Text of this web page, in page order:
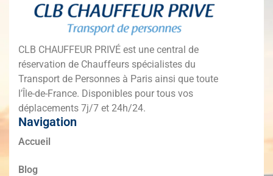
CLB CHAUFFEUR PRIVÉ est une central de
réservation de Chauffeurs spécialistes du
Transport de Personnes à Paris ainsi que toute
l’Île-de-France. Disponibles pour tous vos
déplacements 7j/7 et 24h/24.
Navigation
Accueil
Blog